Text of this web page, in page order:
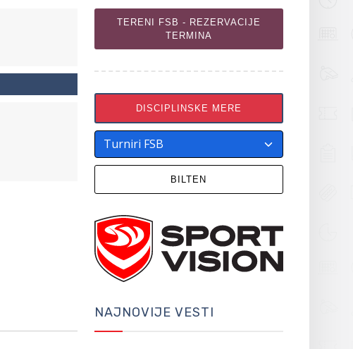
TERENI FSB - REZERVACIJE
TERMINA
DISCIPLINSKE MERE
BILTEN
NAJNOVIJE VESTI